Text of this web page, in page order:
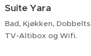
Suite Yara
Bad, Kjøkken,
TV-Altibox og Wifi.